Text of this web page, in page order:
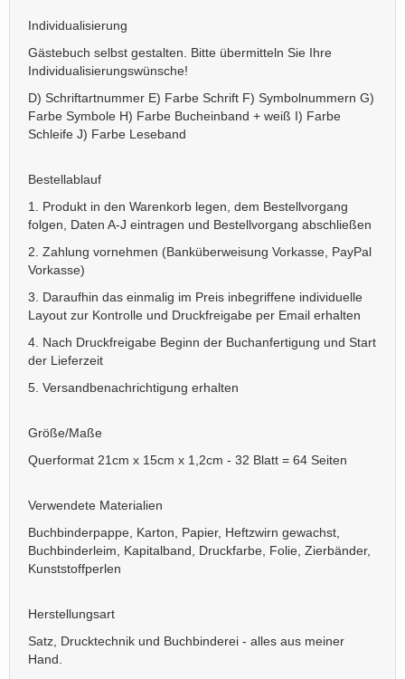
Individualisierung
Gästebuch selbst gestalten. Bitte übermitteln Sie Ihre
Individualisierungswünsche!
D) Schriftartnummer E) Farbe Schrift F) Symbolnummern G)
Farbe Symbole H) Farbe Bucheinband + weiß I) Farbe
Schleife J) Farbe Leseband
Bestellablauf
1. Produkt in den Warenkorb legen, dem Bestellvorgang
folgen, Daten A-J eintragen und Bestellvorgang abschließen
2. Zahlung vornehmen (Banküberweisung Vorkasse, PayPal
Vorkasse)
3. Daraufhin das einmalig im Preis inbegriffene individuelle
Layout zur Kontrolle und Druckfreigabe per Email erhalten
4. Nach Druckfreigabe Beginn der Buchanfertigung und Start
der Lieferzeit
5. Versandbenachrichtigung erhalten
Größe/Maße
Querformat 21cm x 15cm x 1,2cm - 32 Blatt = 64 Seiten
Verwendete Materialien
Buchbinderpappe, Karton, Papier, Heftzwirn gewachst,
Buchbinderleim, Kapitalband, Druckfarbe, Folie, Zierbänder,
Kunststoffperlen
Herstellungsart
Satz, Drucktechnik und Buchbinderei - alles aus meiner
Hand.